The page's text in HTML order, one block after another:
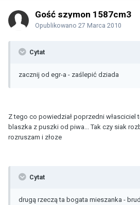
Gość szymon 1587cm3
Opublikowano 27 Marca 2010
Cytat
zacznij od egr-a - zaślepić dziada
Z tego co powiedział poprzedni własciciel
blaszka z puszki od piwa... Tak czy siak
rozruszam i złoze
Cytat
drugą rzeczą ta bogata mieszanka -